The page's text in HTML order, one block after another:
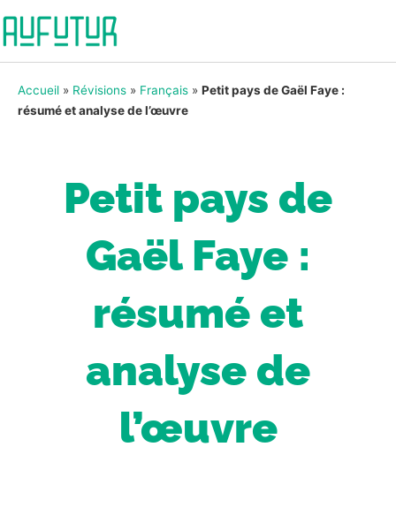
Accueil » Révisions » Français » Petit pays de Gaël Faye :
résumé et analyse de l’œuvre
Petit pays de
Gaël Faye :
résumé et
analyse de
l’œuvre